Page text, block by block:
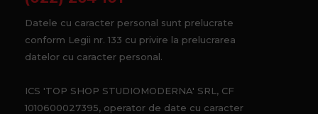
Datele cu caracter personal sunt prelucrate
conform Legii nr. 133 cu privire la prelucrarea
datelor cu caracter personal.
ICS 'TOP SHOP STUDIOMODERNA' SRL, CF
1010600027395, operator de date cu caracter